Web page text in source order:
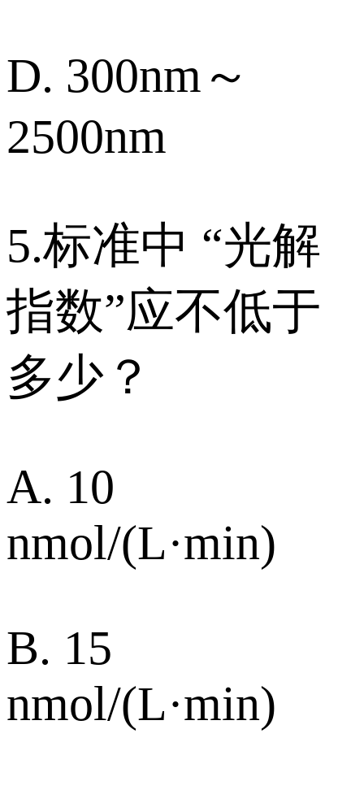
D. 300nm～
2500nm
5.标准中 “光解
指数”应不低于
多少？
A. 10
nmol/(L·min)
B. 15
nmol/(L·min)